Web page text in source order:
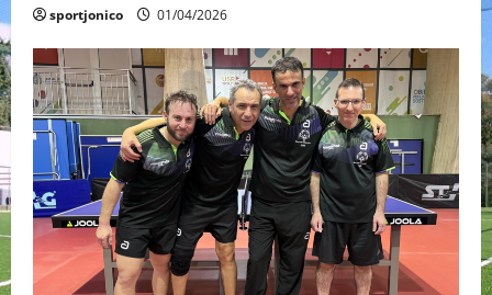
sportjonico 01/04/2026